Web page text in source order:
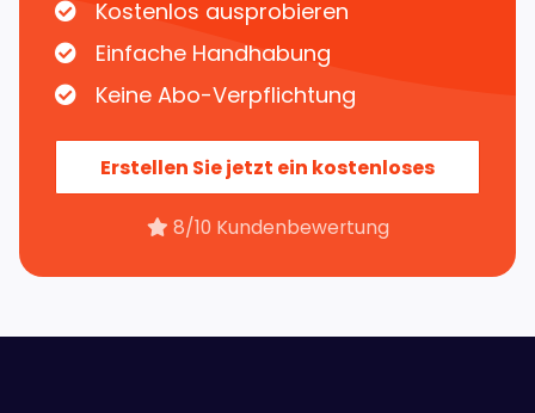
Kostenlos ausprobieren
Einfache Handhabung
Keine Abo-Verpflichtung
Erstellen Sie jetzt ein kostenloses
Konto »
8/10 Kundenbewertung